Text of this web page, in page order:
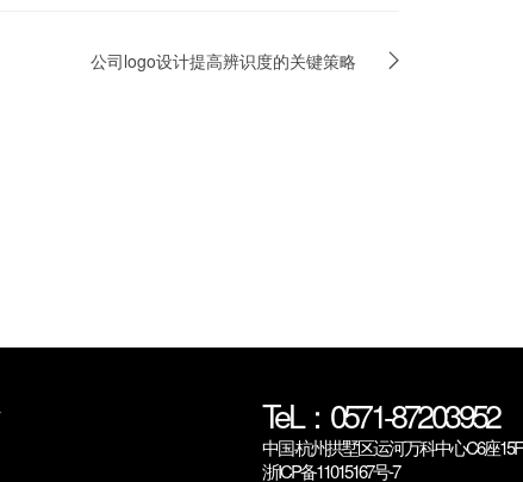
公司logo设计提高辨识度的关键策略
TeL：0571-87203952
中国·杭州拱墅区运河万科中心C6座15F
浙ICP备11015167号-7